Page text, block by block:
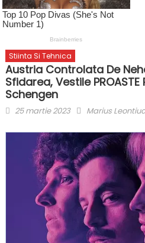
Stiinta Si Tehnica
Austria Controlata De
Sfidarea, Vestile
Schengen
Posted
25 martie 2023 Author
Marius Leontiuc